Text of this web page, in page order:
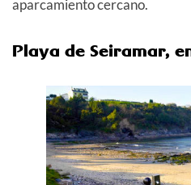
aparcamiento cercano.
Playa de Seiramar,